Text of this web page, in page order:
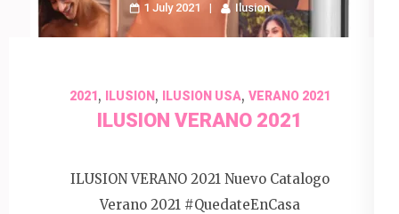
1 July 2021 Ilusion
2021, ILUSION, ILUSION USA, VERANO 2021
ILUSION VERANO 2021
ILUSION VERANO 2021 Nuevo Catalogo
Verano 2021 #QuedateEnCasa